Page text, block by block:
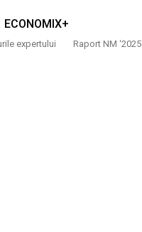
ECONOMIX+
expertului Raport NM ‘2025